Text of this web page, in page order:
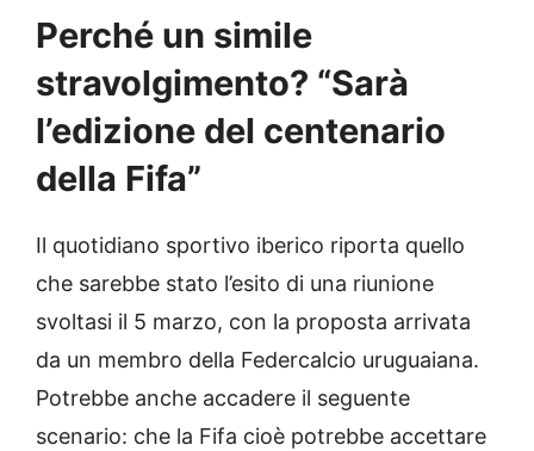
Perché un simile
stravolgimento? “Sarà
l’edizione del centenario
della Fifa”
Il quotidiano sportivo iberico riporta quello
che sarebbe stato l’esito di una riunione
svoltasi il 5 marzo, con la proposta arrivata
da un membro della Federcalcio uruguaiana.
Potrebbe anche accadere il seguente
scenario: che la Fifa cioè potrebbe accettare